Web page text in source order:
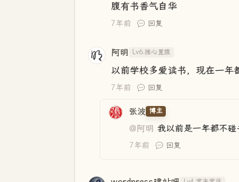
腹有书香气自华
7年前 回复
阿明 Lv6.推心置腹
以前学校多爱读书，现在一年
7年前 回复
张波 博主
@阿明 我以前是一年都不碰
7年前 回复